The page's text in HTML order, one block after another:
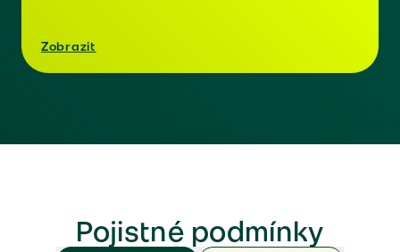
Zobrazit
Pojistné podmínky